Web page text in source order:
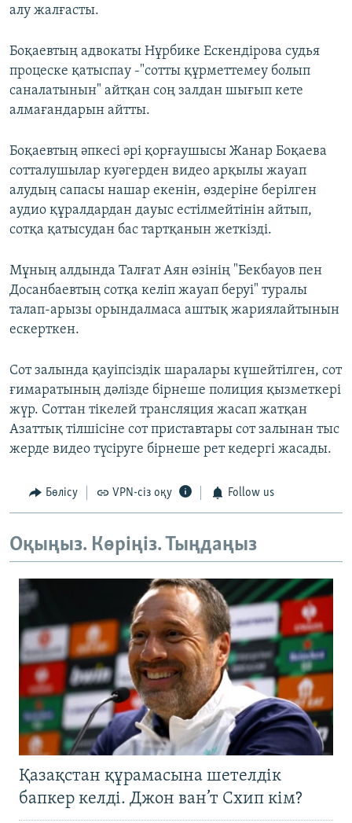
алу жалғасты.
Боқаевтың адвокаты Нұрбике Ескендірова судья
процеске қатыспау -"сотты құрметтемеу болып
саналатынын" айтқан соң залдан шығып кете
алмағандарын айтты.
Боқаевтың әпкесі әрі қорғаушысы Жанар Боқаева
сотталушылар куәгерден видео арқылы жауап
алудың сапасы нашар екенін, өздеріне берілген
аудио құралдардан дауыс естілмейтінін айтып,
сотқа қатысудан бас тартқанын жеткізді.
Мұның алдында Талғат Аян өзінің "Бекбауов пен
Досанбаевтың сотқа келіп жауап беруі" туралы
талап-арызы орындалмаса аштық жариялайтынын
ескерткен.
Сот залында қауіпсіздік шаралары күшейтілген, сот
ғимаратының дәлізде бірнеше полиция қызметкері
жүр. Соттан тікелей трансляция жасап жатқан
Азаттық тілшісіне сот приставтары сот залынан тыс
жерде видео түсіруге бірнеше рет кедергі жасады.
Бөлісу VPN-сіз оқу Follow us
Оқыңыз. Көріңіз. Тыңдаңыз
Қазақстан құрамасына шетелдік
бапкер келді. Джон ван’т Схип кім?